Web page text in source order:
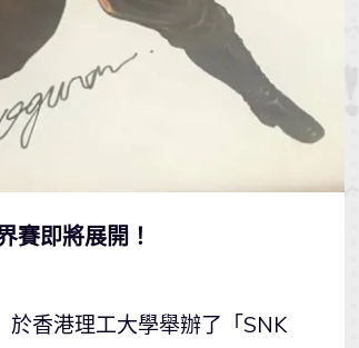
賽即將展開！
香港理工大學舉辦了「SNK